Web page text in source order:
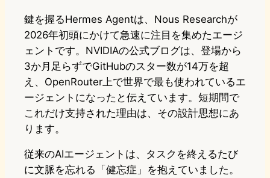
鍵を握るHermes Agentは、Nous Researchが
2026年初頭にかけて急速に注目を集めたエージ
ェントです。NVIDIAの公式ブログは、登場から
3か月足らずでGitHubのスター数が14万を超
え、OpenRouter上で世界で最も使われているエ
ージェントになったと伝えています。短期間で
これだけ支持された理由は、その設計思想にあ
ります。
従来のAIエージェントは、タスクを終えるたび
に文脈を忘れる「健忘症」を抱えていました。